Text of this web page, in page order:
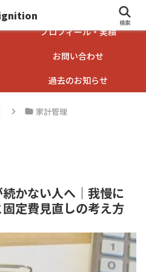
プロフィール・実績
お問い合わせ
過去のお知らせ
家計管理
続かない人へ｜我慢に
定費見直しの考え方
検索